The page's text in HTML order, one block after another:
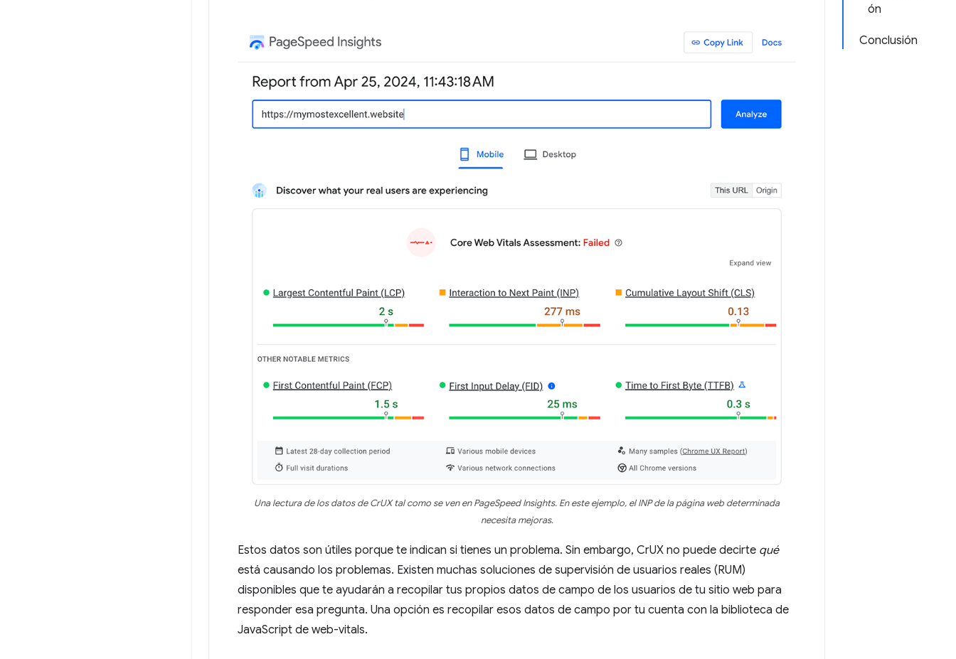
ón
Conclusión
Una lectura de los datos de CrUX tal como se ven en PageSpeed Insights. En este ejemplo, el INP de la página web determinada
necesita mejoras.
Estos datos son útiles porque te indican si tienes un problema. Sin embargo, CrUX no puede decirte qué
está causando los problemas. Existen muchas soluciones de supervisión de usuarios reales (RUM)
disponibles que te ayudarán a recopilar tus propios datos de campo de los usuarios de tu sitio web para
responder esa pregunta. Una opción es recopilar esos datos de campo por tu cuenta con la biblioteca de
JavaScript de web-vitals.